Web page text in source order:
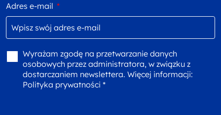
Adres e-mail *
Wyrażam zgodę na przetwarzanie danych
osobowych przez administratora, w związku z
dostarczaniem newslettera. Więcej informacji:
Polityka prywatności *